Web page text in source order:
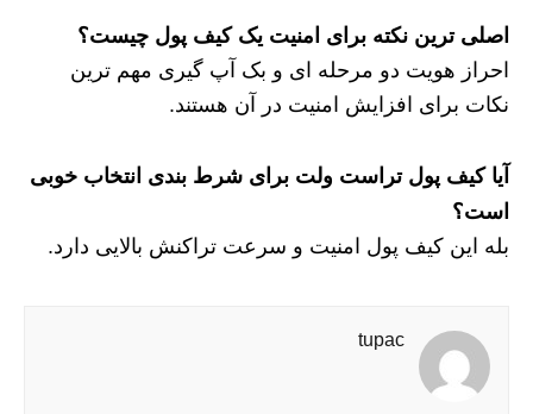
اصلی ترین نکته برای امنیت یک کیف پول چیست؟
احراز هویت دو مرحله ای و بک آپ گیری مهم ترین
نکات برای افزایش امنیت در آن هستند.
آیا کیف پول تراست ولت برای شرط بندی انتخاب خوبی
است؟
بله این کیف پول امنیت و سرعت تراکنش بالایی دارد.
tupac